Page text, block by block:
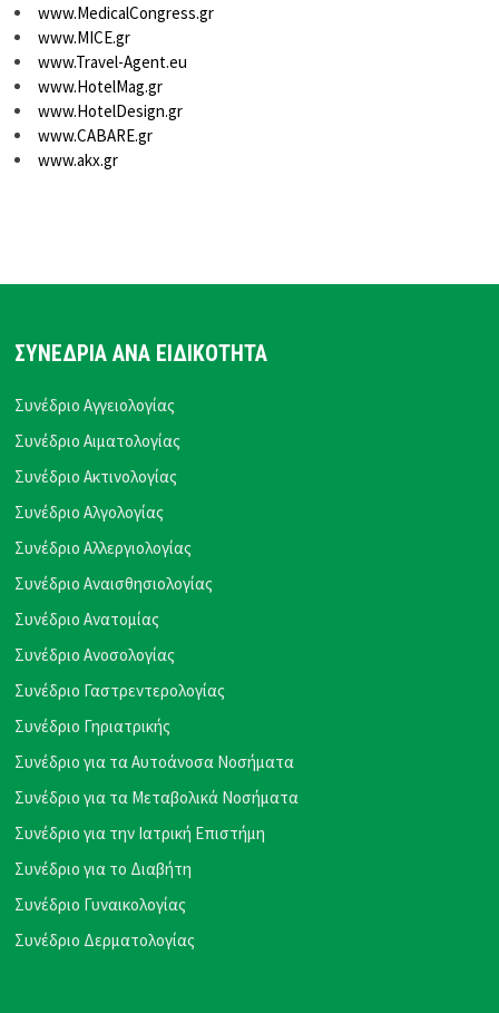
www.MedicalCongress.gr
www.MICE.gr
www.Travel-Agent.eu
www.HotelMag.gr
www.HotelDesign.gr
www.CABARE.gr
www.akx.gr
ΣΥΝΕΔΡΙΑ ΑΝΑ ΕΙΔΙΚΟΤΗΤΑ
Συνέδριο Αγγειολογίας
Συνέδριο Αιματολογίας
Συνέδριο Ακτινολογίας
Συνέδριο Αλγολογίας
Συνέδριο Αλλεργιολογίας
Συνέδριο Αναισθησιολογίας
Συνέδριο Ανατομίας
Συνέδριο Ανοσολογίας
Συνέδριο Γαστρεντερολογίας
Συνέδριο Γηριατρικής
Συνέδριο για τα Αυτοάνοσα Νοσήματα
Συνέδριο για τα Μεταβολικά Νοσήματα
Συνέδριο για την Ιατρική Επιστήμη
Συνέδριο για το Διαβήτη
Συνέδριο Γυναικολογίας
Συνέδριο Δερματολογίας